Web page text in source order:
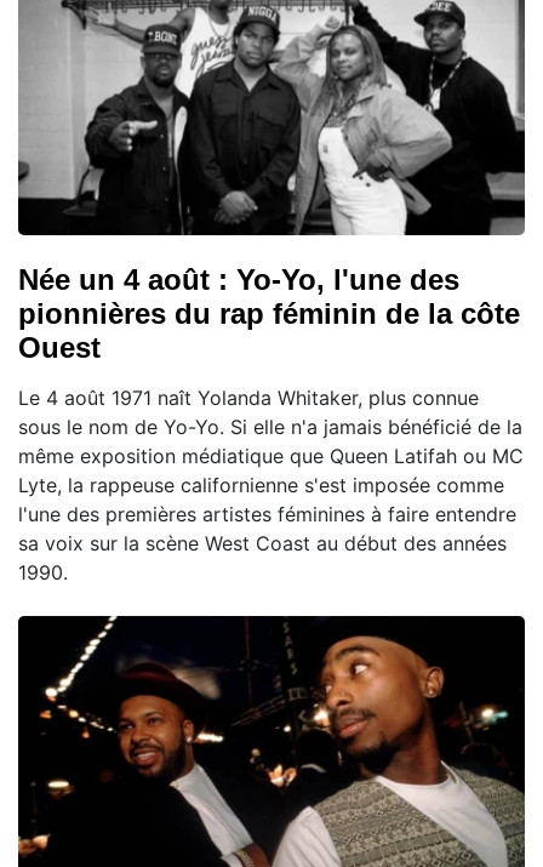
Née un 4 août : Yo-Yo, l'une des
pionnières du rap féminin de la côte
Ouest
Le 4 août 1971 naît Yolanda Whitaker, plus connue
sous le nom de Yo-Yo. Si elle n'a jamais bénéficié de la
même exposition médiatique que Queen Latifah ou MC
Lyte, la rappeuse californienne s'est imposée comme
l'une des premières artistes féminines à faire entendre
sa voix sur la scène West Coast au début des années
1990.